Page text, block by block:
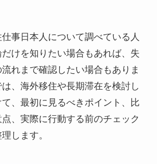
事日本人について調べている人
けを知りたい場合もあれば、失
れまで確認したい場合もありま
、海外移住や長期滞在を検討し
、最初に見るべきポイント、比
、実際に行動する前のチェック
します。